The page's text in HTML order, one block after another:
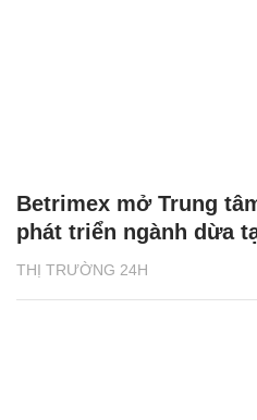
THỊ TRƯỜNG 24H
Betrimex mở Trung
phát triển ngành dừa